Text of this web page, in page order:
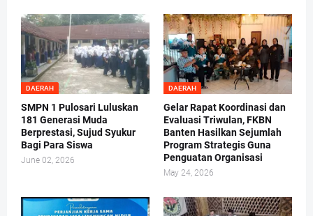
DAERAH
SMPN 1 Pulosari Luluskan
181 Generasi Muda
Berprestasi, Sujud Syukur
Bagi Para Siswa
June 02, 2026
DAERAH
Gelar Rapat Koordinasi dan
Evaluasi Triwulan, FKBN
Banten Hasilkan Sejumlah
Program Strategis Guna
Penguatan Organisasi
May 24, 2026